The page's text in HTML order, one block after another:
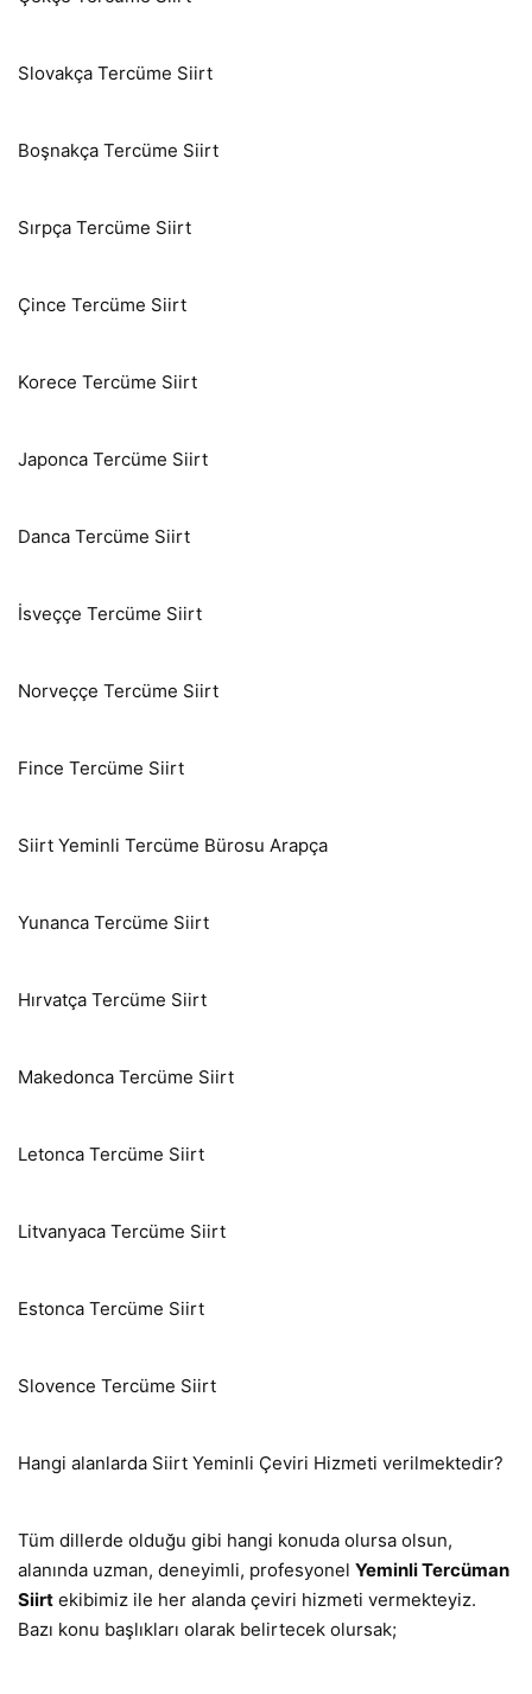
Slovakça Tercüme Siirt
Boşnakça Tercüme Siirt
Sırpça Tercüme Siirt
Çince Tercüme Siirt
Korece Tercüme Siirt
Japonca Tercüme Siirt
Danca Tercüme Siirt
İsveççe Tercüme Siirt
Norveççe Tercüme Siirt
Fince Tercüme Siirt
Siirt Yeminli Tercüme Bürosu Arapça
Yunanca Tercüme Siirt
Hırvatça Tercüme Siirt
Makedonca Tercüme Siirt
Letonca Tercüme Siirt
Litvanyaca Tercüme Siirt
Estonca Tercüme Siirt
Slovence Tercüme Siirt
Hangi alanlarda Siirt Yeminli Çeviri Hizmeti verilmektedir?
Tüm dillerde olduğu gibi hangi konuda olursa olsun,
alanında uzman, deneyimli, profesyonel Yeminli Tercüman
Siirt ekibimiz ile her alanda çeviri hizmeti vermekteyiz.
Bazı konu başlıkları olarak belirtecek olursak;